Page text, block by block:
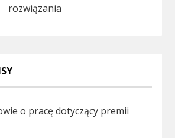
rozwiązania
o pracę dotyczący premii